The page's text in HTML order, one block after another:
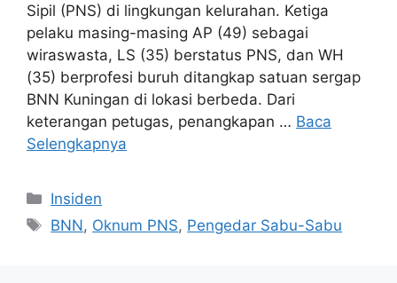
Sipil (PNS) di lingkungan kelurahan. Ketiga
pelaku masing-masing AP (49) sebagai
wiraswasta, LS (35) berstatus PNS, dan WH
(35) berprofesi buruh ditangkap satuan sergap
BNN Kuningan di lokasi berbeda. Dari
keterangan petugas, penangkapan … Baca
Selengkapnya
Kategori
Insiden
Tag
BNN, Oknum PNS, Pengedar Sabu-Sabu